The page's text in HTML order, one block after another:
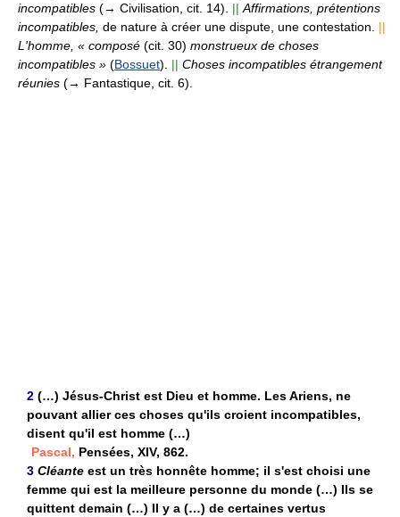
incompatibles (→ Civilisation, cit. 14). || Affirmations, prétentions
incompatibles, de nature à créer une dispute, une contestation. ||
L'homme, « composé (cit. 30) monstrueux de choses
incompatibles » (Bossuet). || Choses incompatibles étrangement
réunies (→ Fantastique, cit. 6).
2 (…) Jésus-Christ est Dieu et homme. Les Ariens, ne
pouvant allier ces choses qu'ils croient incompatibles,
disent qu'il est homme (…)
Pascal, Pensées, XIV, 862.
3 Cléante est un très honnête homme; il s'est choisi une
femme qui est la meilleure personne du monde (…) Ils se
quittent demain (…) Il y a (…) de certaines vertus